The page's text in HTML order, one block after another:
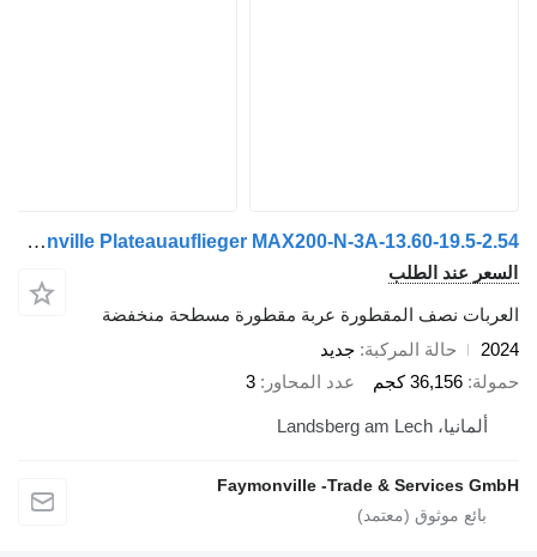
Faymonville Plateauauflieger MAX200-N-3A-13.60-19.5-2.54
السعر عند الطلب
العربات نصف المقطورة عربة مقطورة مسطحة منخفضة
2024
حالة المركبة جديد
حمولة 36,156 كجم عدد المحاور 3
ألمانيا، Landsberg am Lech
Faymonville -Trade & Services GmbH